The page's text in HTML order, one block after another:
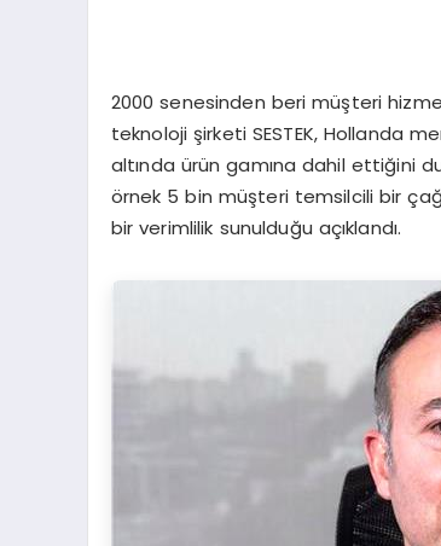
2000 senesinden beri müşteri
teknoloji şirketi SESTEK, Hollanda
altında ürün gamına dahil ettiğini
örnek 5 bin müşteri temsilcili bir
bir verimlilik sunulduğu açıklandı.